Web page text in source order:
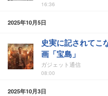
16:36
2025年10月5日
史実に記されてこ
画「宝島」
ガジェット通信
08:00
2025年10月3日